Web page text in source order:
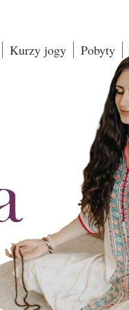
Kurzy jogy Pobyty